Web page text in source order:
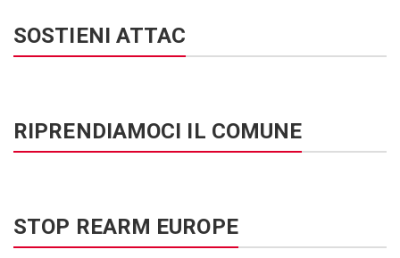
SOSTIENI ATTAC
RIPRENDIAMOCI IL COMUNE
STOP REARM EUROPE